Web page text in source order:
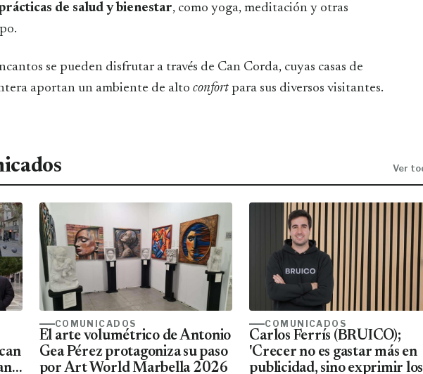
de salud y bienestar, como yoga, meditación y otras
se pueden disfrutar a través de Can Corda, cuyas casas de
aportan un ambiente de alto confort para sus diversos visitantes.
Ver
COMUNICADOS
El arte volumétrico de Antonio
Gea Pérez protagoniza su paso
por Art World Marbella 2026
COMUNICADOS
Carlos Ferrís (BRUICO);
'Crecer no es gastar más en
publicidad, sino exprimir los